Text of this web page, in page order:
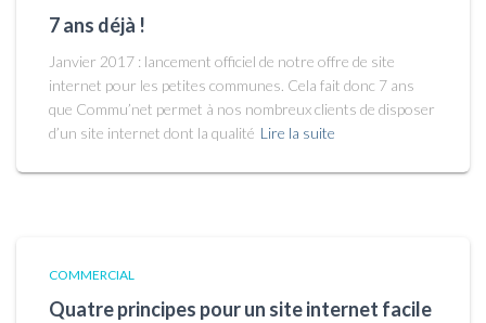
7 ans déjà !
Janvier 2017 : lancement officiel de notre offre de site
internet pour les petites communes. Cela fait donc 7 ans
que Commu’net permet à nos nombreux clients de disposer
d’un site internet dont la qualité Lire la suite
COMMERCIAL
Quatre principes pour un site internet facile